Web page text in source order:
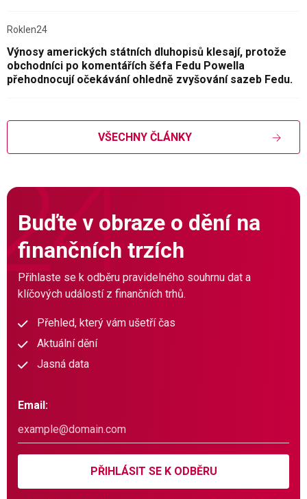
Roklen24
Výnosy amerických státních dluhopisů klesají, protože
obchodníci po komentářích šéfa Fedu Powella
přehodnocují očekávání ohledně zvyšování sazeb Fedu.
VŠECHNY ČLÁNKY
Buďte v obraze o dění na
finančních trzích
Přihlaste se k odběru pravidelného souhrnu dat a
klíčových událostí z finančních trhů.
Přehled, který vám ušetří čas
Aktuální dění
Jasná data
Email:
PŘIHLÁSIT SE K ODBĚRU